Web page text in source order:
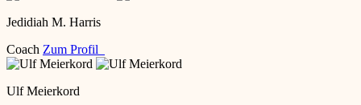
Jedidiah M. Harris
Coach Zum Profil
Ulf Meierkord